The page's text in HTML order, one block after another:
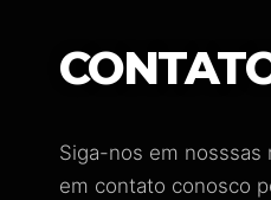
Siga-nos em nosssas
em contato conosco